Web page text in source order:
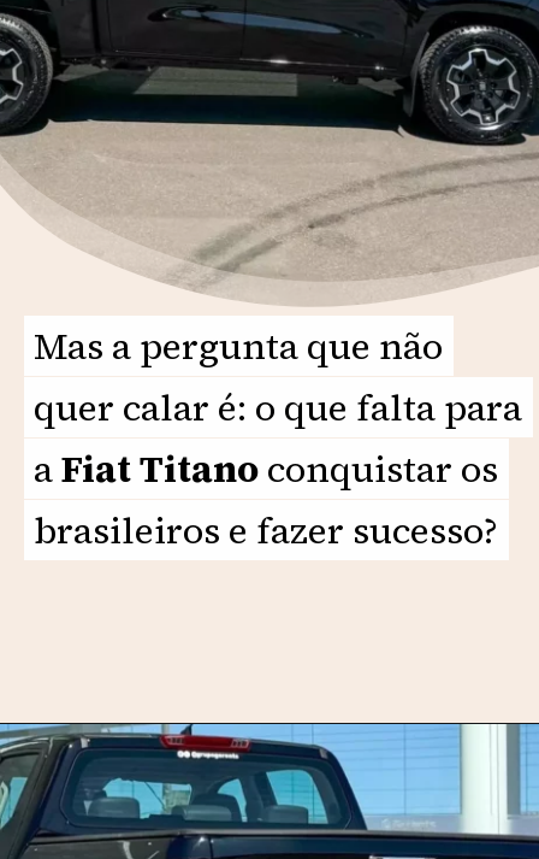
Mas a pergunta que não
quer calar é: o que falta para
aFiat Titanoconquistar os
brasileiros e fazer sucesso?
Mas a pergunta que não
quer calar é: o que falta para
aFiat Titanoconquistar os
brasileiros e fazer sucesso?
Opening